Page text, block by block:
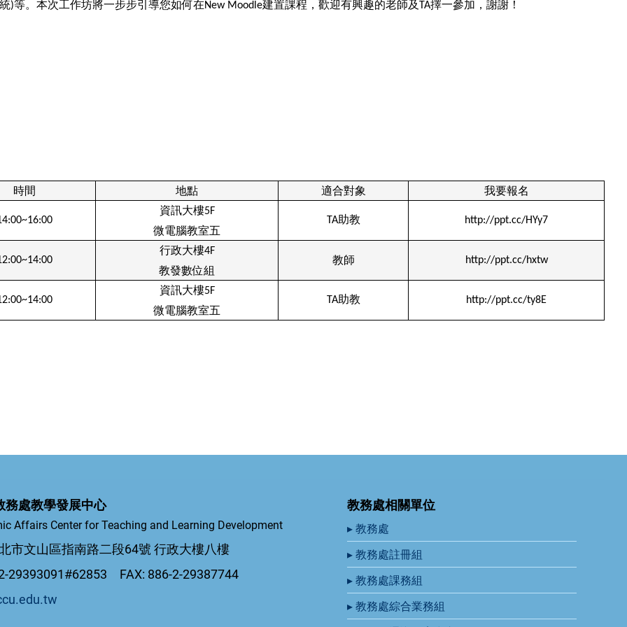
)等。本次工作坊將一步步引導您如何在New Moodle建置課程，歡迎有興趣的老師及 TA擇一參加，謝謝！
時間 地點 適合對象 我要報名
資訊大樓5F
微電腦教室五
TA助教 http://ppt.cc/HYy7
行政大樓4F
教發數位組
教師 http://ppt.cc/hxtw
資訊大樓5F
微電腦教室五
TA助教 http://ppt.cc/ty8E
務處教學發展中心
Affairs Center for Teaching and Learning Development
市文山區指南路二段64號 行政大樓八樓
29393091#62853 FAX: 886-2-29387744
教務處相關單位
▸ 教務處
▸ 教務處註冊組
▸ 教務處課務組
▸ 教務處綜合業務組